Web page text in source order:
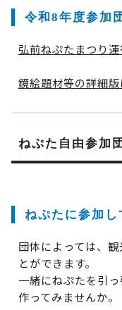
令和8年度参加
弘前ねぷたまつり
鏡絵題材等の詳細
ねぷた自由参加
ねぷたに参加し
団体によっては、
とができます。
一緒にねぷたを引
作ってみませんか。